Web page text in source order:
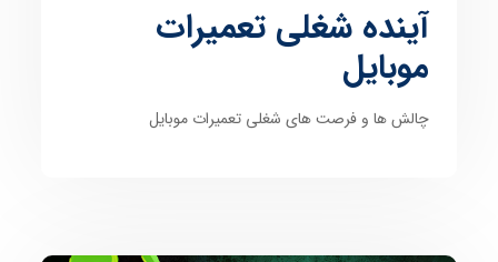
آینده شغلی تعمیرات
موبایل
چالش ها و فرصت های شغلی تعمیرات موبایل